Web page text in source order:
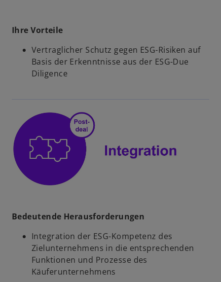
Ihre Vorteile
Vertraglicher Schutz gegen ESG-Risiken auf
Basis der Erkenntnisse aus der ESG-Due
Diligence
Bedeutende Herausforderungen
Integration der ESG-Kompetenz des
Zielunternehmens in die entsprechenden
Funktionen und Prozesse des
Käuferunternehmens